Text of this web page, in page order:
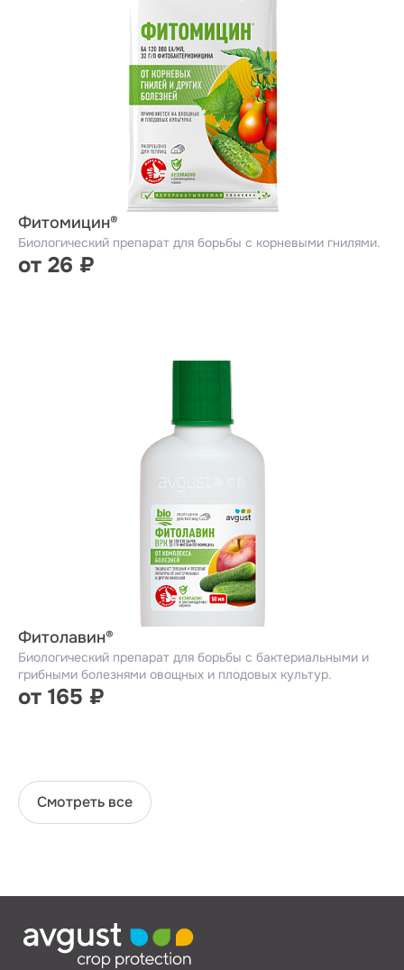
Фитомицин®
Биологический препарат для борьбы с корневыми гнилями.
от 26 ₽
Фитолавин®
Биологический препарат для борьбы с бактериальными и
грибными болезнями овощных и плодовых культур.
от 165 ₽
Смотреть все